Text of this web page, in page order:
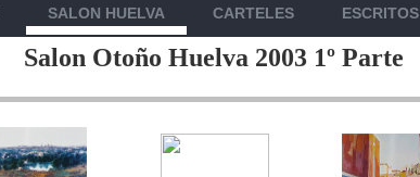
SALON HUELVA CARTELES ESCRITOS
Salon Otoño Huelva 2003 1º Parte